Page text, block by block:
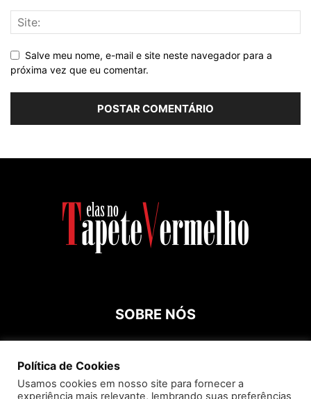
Salve meu nome, e-mail e site neste navegador para a
próxima vez que eu comentar.
SOBRE NÓS
Contato:
Política de Cookies
Usamos cookies em nosso site para fornecer a
experiência mais relevante, lembrando suas preferências